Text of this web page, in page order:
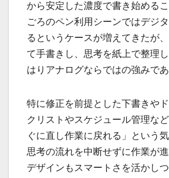
から安定した濃度で書き始める
ごろのペン利用シーンではデジ
るというケースが増えてきたが
て手書きし、思考を紙上で整理
はりアナログならではの強みであ
特に修正を前提とした下書きや
クリストやスケジュール管理な
ぐに直し作業に戻れる」という
思考の流れを中断せずに作業が
デザインもスマートさを活かし